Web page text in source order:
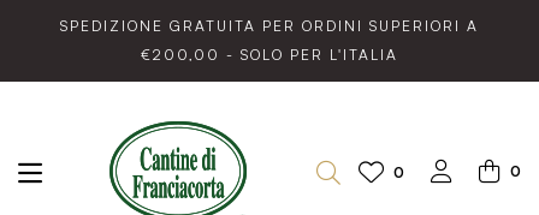
SPEDIZIONE GRATUITA PER ORDINI SUPERIORI A
€200,00 - SOLO PER L'ITALIA
0 0